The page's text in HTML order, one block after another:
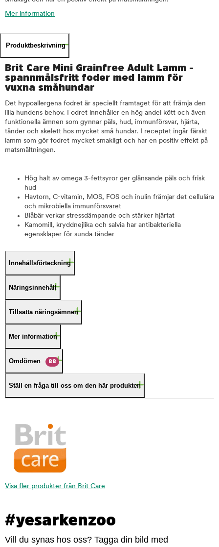
Mer information
Produktbeskrivning
Brit Care Mini Grainfree Adult Lamm -
spannmålsfritt foder med lamm för
vuxna småhundar
Det hypoallergena fodret är speciellt framtaget för att främja den
lilla hundens behov. Fodret innehåller en hög andel kött och även
funktionella ämnen som gynnar päls, hud, immunförsvar, hjärta,
tänder och skelett hos mycket små hundar. I receptet ingår färskt
lamm som gör fodret mycket smakligt och har en positiv effekt på
matsmältningen.
Hög halt av omega 3-fettsyror ger glänsande päls och frisk
hud
Havtorn, C-vitamin, MOS, FOS och inulin främjar det cellulära
och mikrobiella immunförsvaret
Blåbär verkar stressdämpande och stärker hjärtat
Kamomill, kryddnejlika och salvia har antibakteriella
egensklaper för sunda tänder
Innehållsförteckning
Näringsinnehåll
Tillsatta näringsämnen
Mer information
Omdömen 88
Ställ en fråga till oss om den här produkten
Visa fler produkter från Brit Care
#yesarkenzoo
Vill du synas hos oss? Tagga din bild med